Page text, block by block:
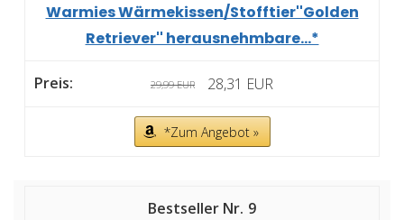
Warmies Wärmekissen/Stofftier''Golden
Retriever'' herausnehmbare...*
29,99 EUR 28,31 EUR
*Zum Angebot »
9